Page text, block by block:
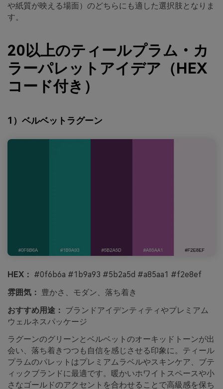
や紙質が映える場面）のどちらにも適した選択肢となりま
す。
20以上のティールプラム・カ
ラーパレットアイデア（HEX
コード付き）
1）ベルベットラグーン
HEX： #0f6b6a #1b9a93 #5b2a5d #a85aa1 #f2e8ef
雰囲気： 豊かさ、モダン、落ち着き
おすすめ用途： ブランドアイデンティティやプレミアム
ウェルネスパッケージ
ラグーンのグリーンとベルベットのオーキッドトーンが出
会い、落ち着きつつも自信を感じさせる印象に。ティール
プラムのパレットはプレミアムラベルやスキンケア、ブテ
ィックブランドに最適です。暖かいホワイトスペースや小
さなゴールドのアクセントを合わせることで高級感を保ち